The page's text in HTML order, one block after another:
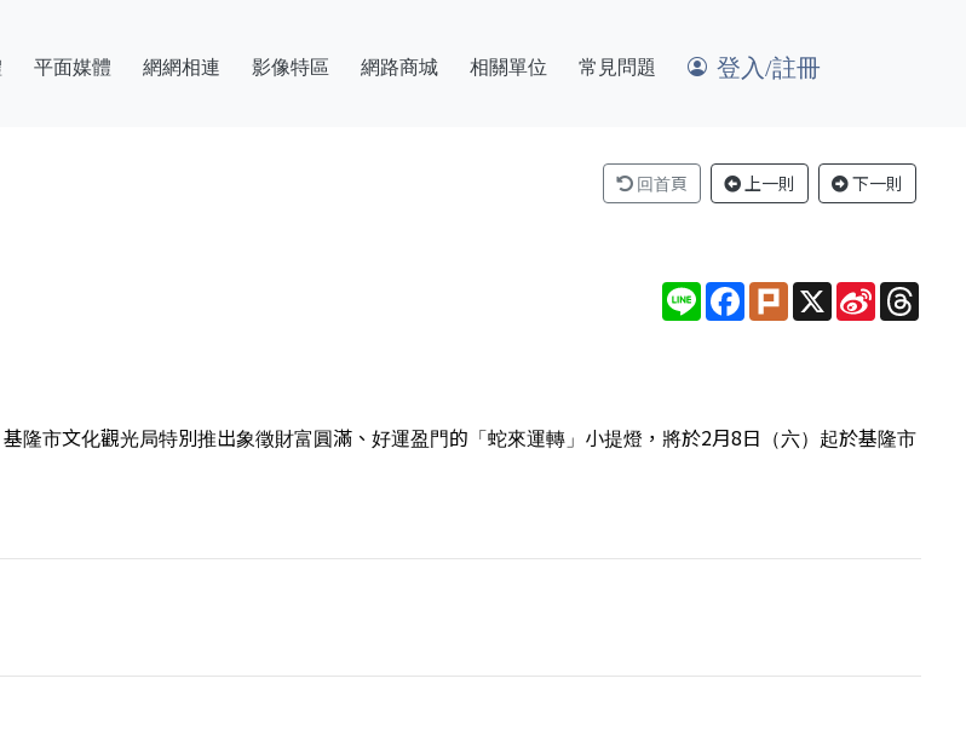
平面媒體 網網相連 影像特區 網路商城 相關單位 常見問題 登入/註冊
回首頁 上一則 下一則
Line Facebook
PlurkX Sina
Weibo
隆市文化觀光局特別推出象徵財富圓滿、好運盈門的「蛇來運轉」小提燈，將於2月8日（六）起於基隆市